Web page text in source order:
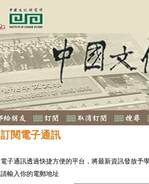
訂閱電子通訊
電子通訊透過快捷方便的平台，將最新資訊發放予
請輸入你的電郵地址